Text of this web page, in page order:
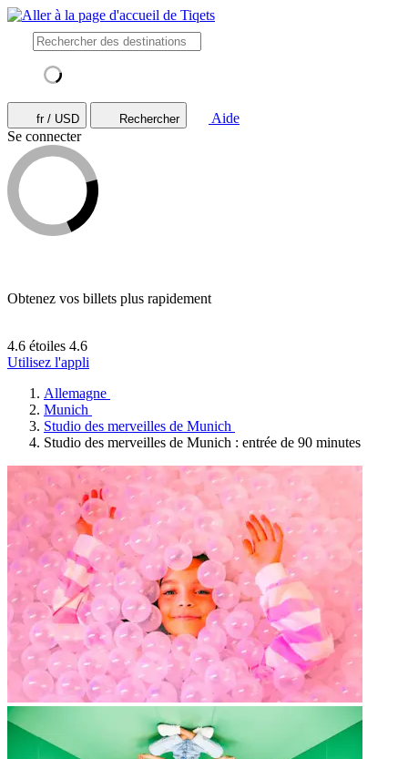
fr / USD Rechercher
Aide
Se connecter
Obtenez vos billets plus rapidement
4.6 étoiles 4.6
Utilisez l'appli
Allemagne
Munich
Studio des merveilles de Munich
Studio des merveilles de Munich : entrée de 90 minutes